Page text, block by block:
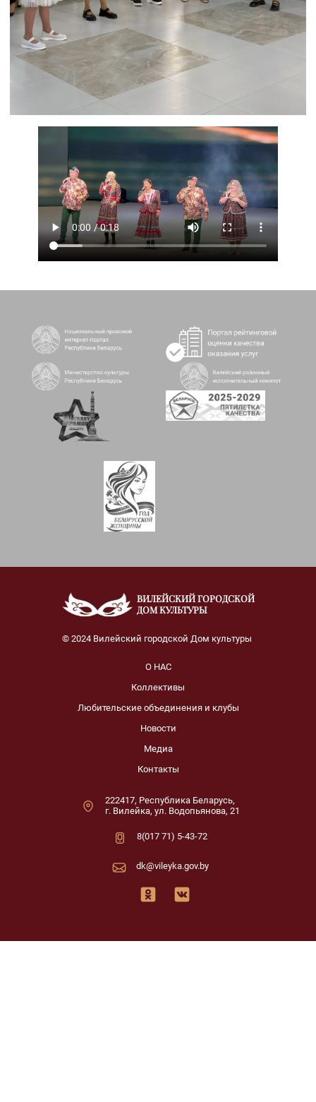
ВИЛЕЙСКИЙ ГОРОДСКОЙ
ДОМ КУЛЬТУРЫ
© 2024 Вилейский городской Дом культуры
О НАС
Коллективы
Любительские объединения и клубы
Новости
Медиа
Контакты
222417, Республика Беларусь,
г. Вилейка, ул. Водопьянова, 21
8(017 71) 5-43-72
dk@vileyka.gov.by